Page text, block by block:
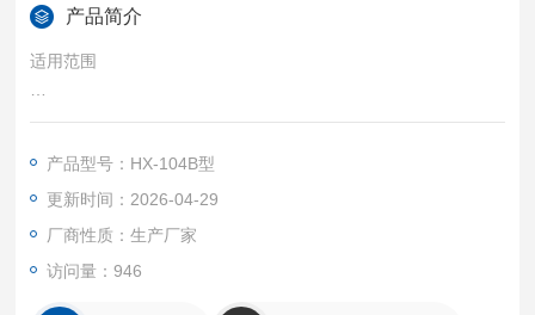
产品简介
适用范围
该产品供生产、经营、使用单位实验室对表面活性剂粉体和颗粒
粉末和颗粒休止角测定仪 华熙昕瑞
产品型号：HX-104B型
更新时间：2026-04-29
厂商性质：生产厂家
访问量：946